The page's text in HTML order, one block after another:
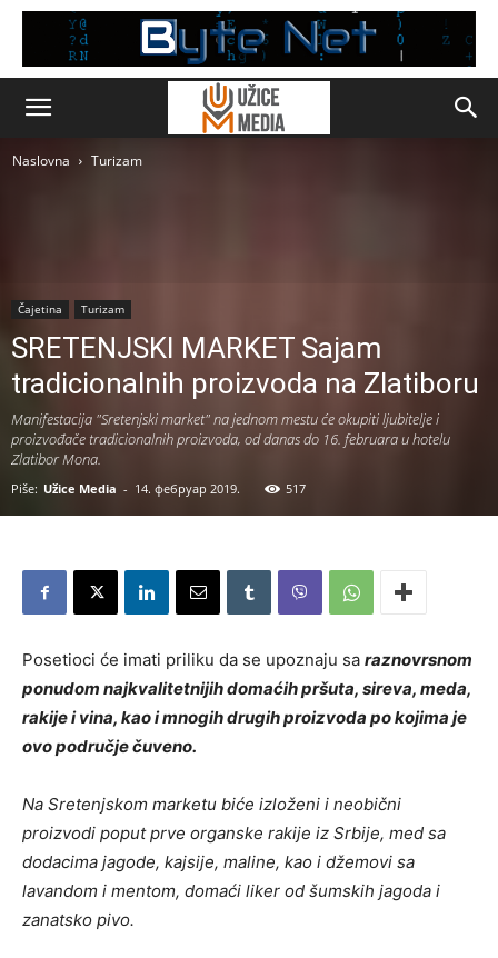
Naslovna Turizam
Čajetina Turizam
SRETENJSKI MARKET Sajam
tradicionalnih proizvoda na Zlatiboru
Manifestacija "Sretenjski market" na jednom mestu će okupiti ljubitelje i
proizvođače tradicionalnih proizvoda, od danas do 16. februara u hotelu
Zlatibor Mona.
Piše: Užice Media - 14. фебруар 2019. 517
Posetioci će imati priliku da se upoznaju sa raznovrsnom
ponudom najkvalitetnijih domaćih pršuta, sireva, meda,
rakije i vina, kao i mnogih drugih proizvoda po kojima je
ovo područje čuveno.
Na Sretenjskom marketu biće izloženi i neobični
proizvodi poput prve organske rakije iz Srbije, med sa
dodacima jagode, kajsije, maline, kao i džemovi sa
lavandom i mentom, domaći liker od šumskih jagoda i
zanatsko pivo.